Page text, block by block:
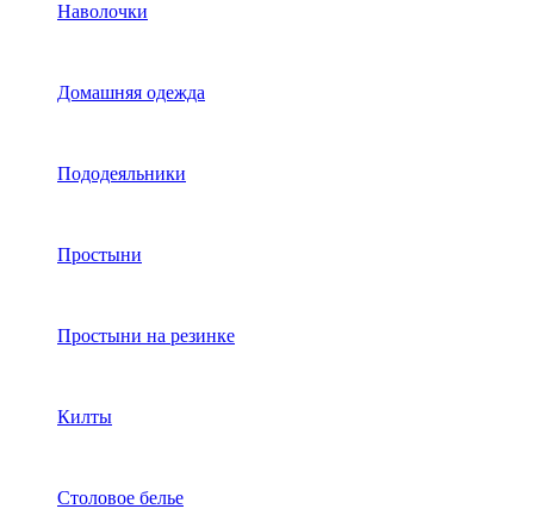
Наволочки
Домашняя одежда
Пододеяльники
Простыни
Простыни на резинке
Килты
Столовое белье